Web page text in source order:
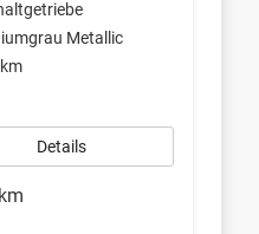
Metallic
Details